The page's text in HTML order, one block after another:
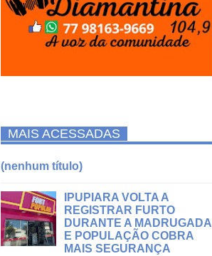
MAIS ACESSADAS
(nenhum título)
IPUPIARA VOLTA A
REGISTRAR FURTO
DURANTE A MADRUGADA
E POPULAÇÃO COBRA
MAIS SEGURANÇA